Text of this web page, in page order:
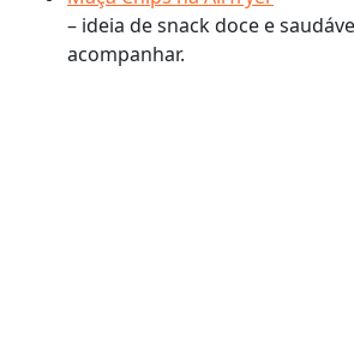
– ideia de snack doce e
acompanhar.